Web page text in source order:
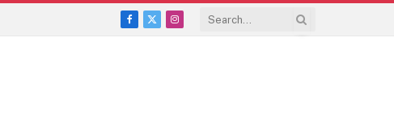
Facebook
X
Instagram